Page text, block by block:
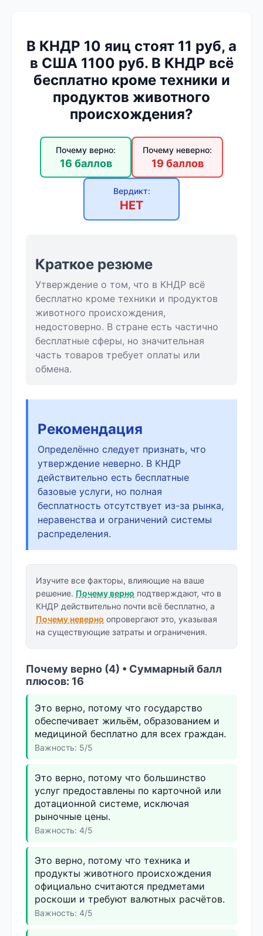
В КНДР 10 яиц стоят 11 руб, а
в США 1100 руб. В КНДР всё
бесплатно кроме техники и
продуктов животного
происхождения?
Почему верно:
16 баллов
Почему неверно:
19 баллов
Вердикт:
НЕТ
Краткое резюме
Утверждение о том, что в КНДР всё
бесплатно кроме техники и продуктов
животного происхождения,
недостоверно. В стране есть частично
бесплатные сферы, но значительная
часть товаров требует оплаты или
обмена.
Рекомендация
Определённо следует признать, что
утверждение неверно. В КНДР
действительно есть бесплатные
базовые услуги, но полная
бесплатность отсутствует из-за рынка,
неравенства и ограничений системы
распределения.
Изучите все факторы, влияющие на ваше
решение. Почему верно подтверждают, что в
КНДР действительно почти всё бесплатно, а
Почему неверно опровергают это, указывая
на существующие затраты и ограничения.
Почему верно (4) • Суммарный балл
плюсов: 16
Это верно, потому что государство
обеспечивает жильём, образованием и
медициной бесплатно для всех граждан.
Важность: 5/5
Это верно, потому что большинство
услуг предоставлены по карточной или
дотационной системе, исключая
рыночные цены.
Важность: 4/5
Это верно, потому что техника и
продукты животного происхождения
официально считаются предметами
роскоши и требуют валютных расчётов.
Важность: 4/5